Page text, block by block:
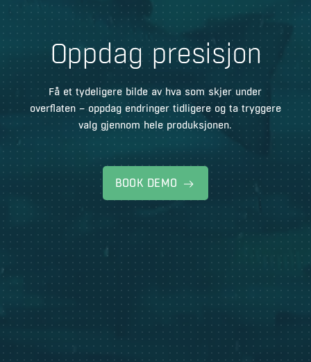
Oppdag presisjon
Få et tydeligere bilde av hva som skjer under
overflaten – oppdag endringer tidligere og ta tryggere
valg gjennom hele produksjonen.
BOOK DEMO